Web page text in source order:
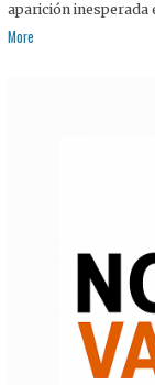
aparición inesperada
More